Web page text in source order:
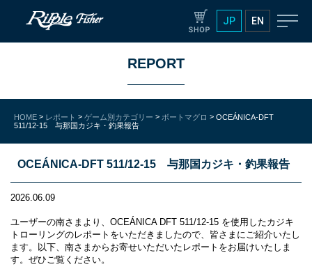
JP EN
REPORT
HOME > レポート > ゲーム別カテゴリー > ボートマグロ > OCEÁNICA-DFT
511/12-15 与那国カジキ・釣果報告
OCEÁNICA-DFT 511/12-15 与那国カジキ・釣果報告
2026.06.09
ユーザーの南さまより、OCEÁNICA DFT 511/12-15 を使用したカジキ
トローリングのレポートをいただきましたので、皆さまにご紹介いたし
ます。以下、南さまからお寄せいただいたレポートをお届けいたしま
す。ぜひご覧ください。